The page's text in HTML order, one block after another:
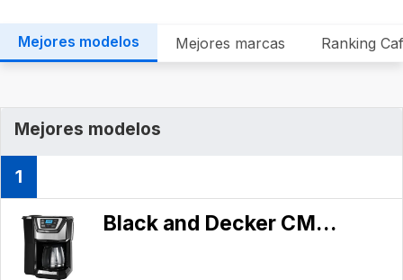
Mejores modelos Mejores marcas Ranking
Mejores modelos
1
Black and Decker CM5000